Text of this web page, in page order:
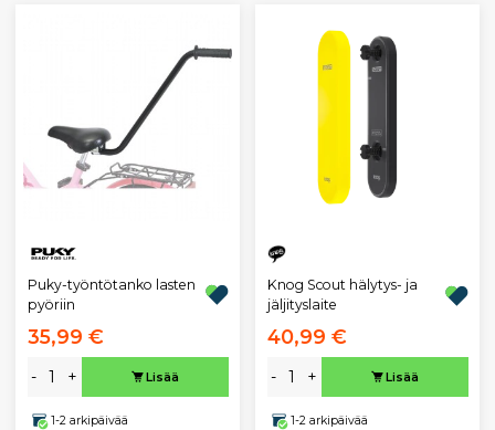
Puky-työntötanko lasten
pyöriin
35,99 €
- + Lisää
1-2 arkipäivää
Knog Scout hälytys- ja
jäljityslaite
40,99 €
- + Lisää
1-2 arkipäivää